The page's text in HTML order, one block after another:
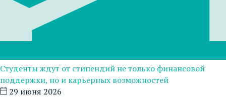
Студенты ждут от стипендий не только финансовой
поддержки, но и карьерных возможностей
29 июня 2026